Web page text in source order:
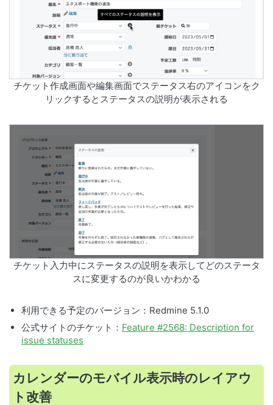
チケット作成画面や編集画面でステータス右のアイコンをク
リックするとステータスの説明が表示される
チケット入力中にステータスの説明を表示してどのステータ
スに変更するのが良いかわかる
利用できる予定のバージョン：Redmine 5.1.0
公式サイトのチケット： Feature #2568: Description for
issue statuses
カレンダーのモバイル表示時のレイアウ
ト改善